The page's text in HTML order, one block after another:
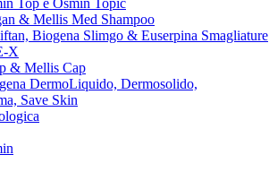
Top e Osmin Topic
& Mellis Med Shampoo
Biogena Slimgo & Euserpina Smagliature
X
& Mellis Cap
DermoLiquido, Dermosolido,
Save Skin